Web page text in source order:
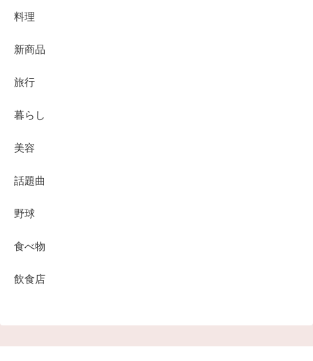
料理
新商品
旅行
暮らし
美容
話題曲
野球
食べ物
飲食店